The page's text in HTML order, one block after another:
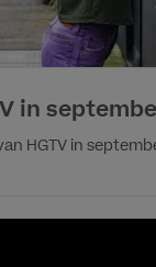
in
HGTV in